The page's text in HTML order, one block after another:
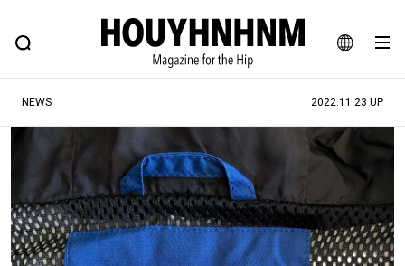
JA
EN
FEATURE BLOG SNAP
ヒップなファッション、カルチャー、ライフスタイルWEBマガジン
#注目のタグ
#SHOPPING ADDICT #憧れの逸品
#ESSENTIAL DESIGNS #古着サミット
#NEW VINTAGE #マイナーグッド図鑑
NEWS 2022.11.23 UP